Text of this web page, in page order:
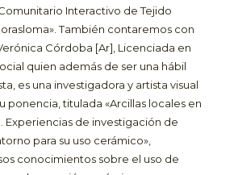
Interactivo de Tejido
También contaremos con
Córdoba [Ar], Licenciada en
quien además de ser una hábil
es una investigadora y artista visual
ponencia, titulada «Arcillas locales en
Experiencias de investigación de
para su uso cerámico»,
conocimientos sobre el uso de